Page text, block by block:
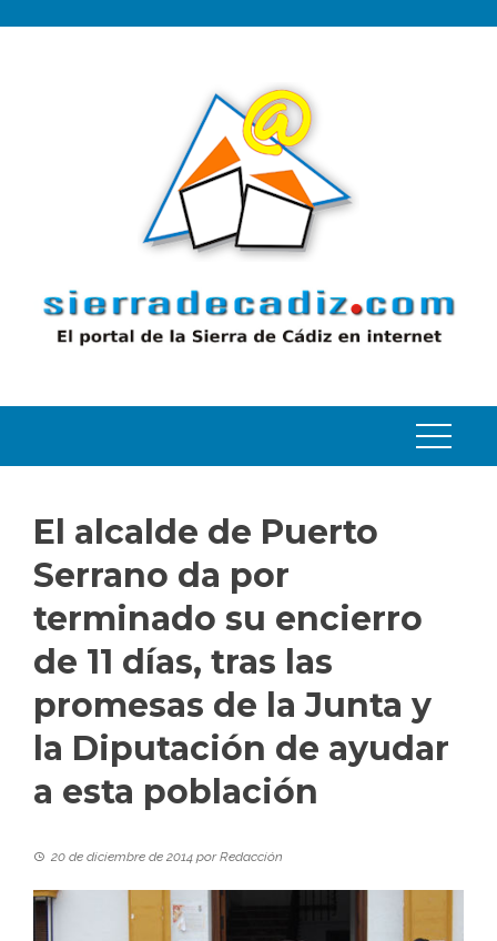
El alcalde de Puerto
Serrano da por
terminado su encierro
de 11 días, tras las
promesas de la Junta y
la Diputación de ayudar
a esta población
20 de diciembre de 2014 porRedacción